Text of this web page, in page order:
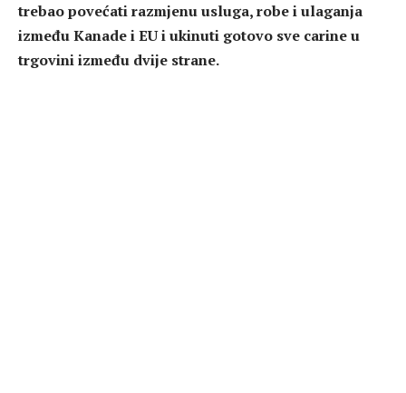
trebao povećati razmjenu usluga, robe i ulaganja
između Kanade i EU i ukinuti gotovo sve carine u
trgovini između dvije strane.